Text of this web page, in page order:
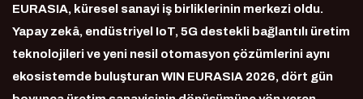
EURASIA, küresel sanayi iş birliklerinin merkezi oldu.
Yapay zekâ, endüstriyel IoT, 5G destekli bağlantılı üretim
teknolojileri ve yeni nesil otomasyon çözümlerini aynı
ekosistemde buluşturan WIN EURASIA 2026, dört gün